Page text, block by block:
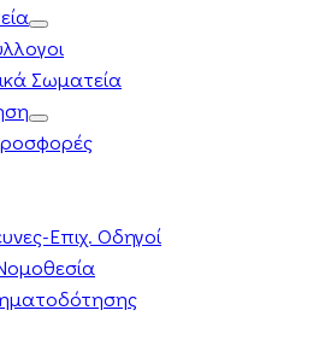
Σωματεία
Επιχ. Οδηγοί